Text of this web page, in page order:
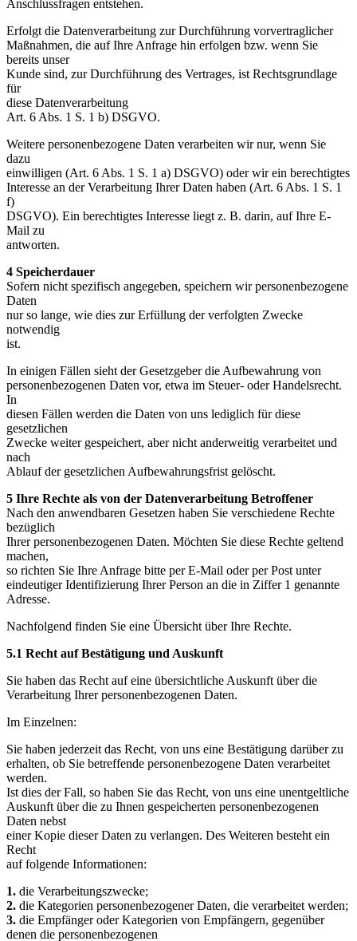
Anschlussfragen entstehen.
Erfolgt die Datenverarbeitung zur Durchführung vorvertraglicher
Maßnahmen, die auf Ihre Anfrage hin erfolgen bzw. wenn Sie
bereits unser
Kunde sind, zur Durchführung des Vertrages, ist Rechtsgrundlage
für
diese Datenverarbeitung
Art. 6 Abs. 1 S. 1 b) DSGVO.
Weitere personenbezogene Daten verarbeiten wir nur, wenn Sie
dazu
einwilligen (Art. 6 Abs. 1 S. 1 a) DSGVO) oder wir ein berechtigtes
Interesse an der Verarbeitung Ihrer Daten haben (Art. 6 Abs. 1 S. 1
f)
DSGVO). Ein berechtigtes Interesse liegt z. B. darin, auf Ihre E-
Mail zu
antworten.
4 Speicherdauer
Sofern nicht spezifisch angegeben, speichern wir personenbezogene
Daten
nur so lange, wie dies zur Erfüllung der verfolgten Zwecke
notwendig
ist.
In einigen Fällen sieht der Gesetzgeber die Aufbewahrung von
personenbezogenen Daten vor, etwa im Steuer- oder Handelsrecht.
In
diesen Fällen werden die Daten von uns lediglich für diese
gesetzlichen
Zwecke weiter gespeichert, aber nicht anderweitig verarbeitet und
nach
Ablauf der gesetzlichen Aufbewahrungsfrist gelöscht.
5 Ihre Rechte als von der Datenverarbeitung Betroffener
Nach den anwendbaren Gesetzen haben Sie verschiedene Rechte
bezüglich
Ihrer personenbezogenen Daten. Möchten Sie diese Rechte geltend
machen,
so richten Sie Ihre Anfrage bitte per E-Mail oder per Post unter
eindeutiger Identifizierung Ihrer Person an die in Ziffer 1 genannte
Adresse.
Nachfolgend finden Sie eine Übersicht über Ihre Rechte.
5.1 Recht auf Bestätigung und Auskunft
Sie haben das Recht auf eine übersichtliche Auskunft über die
Verarbeitung Ihrer personenbezogenen Daten.
Im Einzelnen:
Sie haben jederzeit das Recht, von uns eine Bestätigung darüber zu
erhalten, ob Sie betreffende personenbezogene Daten verarbeitet
werden.
Ist dies der Fall, so haben Sie das Recht, von uns eine unentgeltliche
Auskunft über die zu Ihnen gespeicherten personenbezogenen
Daten nebst
einer Kopie dieser Daten zu verlangen. Des Weiteren besteht ein
Recht
auf folgende Informationen:
1. die Verarbeitungszwecke;
2. die Kategorien personenbezogener Daten, die verarbeitet werden;
3. die Empfänger oder Kategorien von Empfängern, gegenüber
denen die personenbezogenen